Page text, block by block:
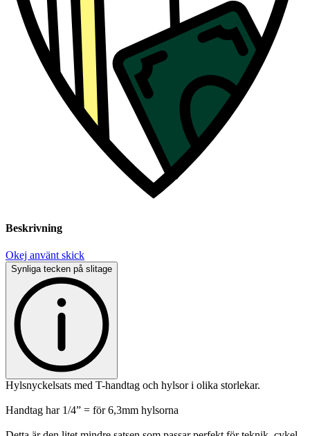
Beskrivning
Okej använt skick
Synliga tecken på slitage
Hylsnyckelsats med T-handtag och hylsor i olika storlekar.
Handtag har 1/4” = för 6,3mm hylsorna